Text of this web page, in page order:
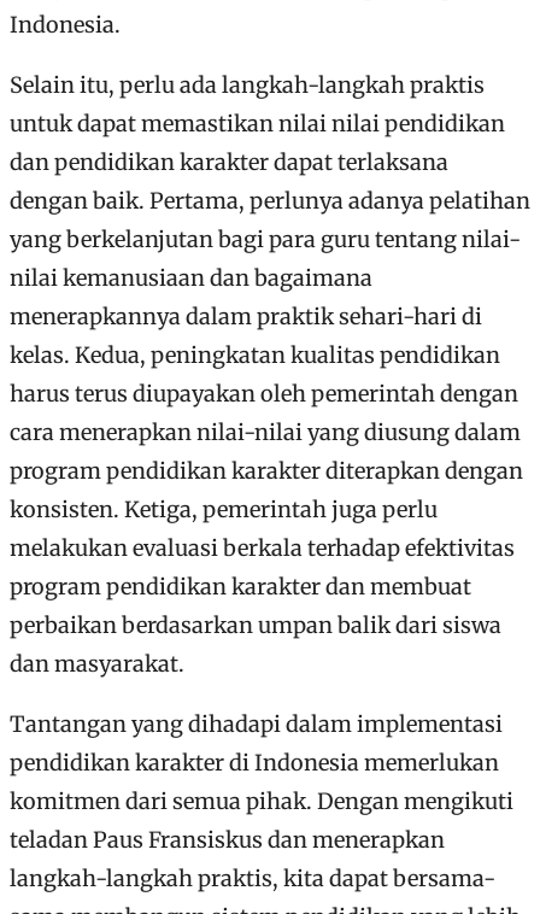
Indonesia.
Selain itu, perlu ada langkah-langkah praktis
untuk dapat memastikan nilai nilai pendidikan
dan pendidikan karakter dapat terlaksana
dengan baik. Pertama, perlunya adanya pelatihan
yang berkelanjutan bagi para guru tentang nilai-
nilai kemanusiaan dan bagaimana
menerapkannya dalam praktik sehari-hari di
kelas. Kedua, peningkatan kualitas pendidikan
harus terus diupayakan oleh pemerintah dengan
cara menerapkan nilai-nilai yang diusung dalam
program pendidikan karakter diterapkan dengan
konsisten. Ketiga, pemerintah juga perlu
melakukan evaluasi berkala terhadap efektivitas
program pendidikan karakter dan membuat
perbaikan berdasarkan umpan balik dari siswa
dan masyarakat.
Tantangan yang dihadapi dalam implementasi
pendidikan karakter di Indonesia memerlukan
komitmen dari semua pihak. Dengan mengikuti
teladan Paus Fransiskus dan menerapkan
langkah-langkah praktis, kita dapat bersama-